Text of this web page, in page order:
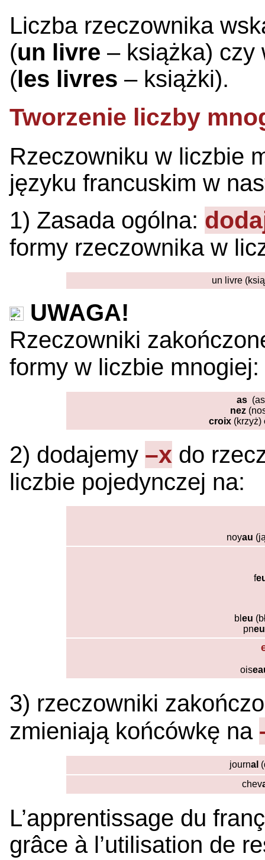
Liczba rzeczownika
(un livre – książka) czy
(les livres – książki).
Tworzenie liczby
Rzeczowniku w liczbie
języku francuskim w
1) Zasada ogólna:
formy rzeczownika w
un livre
UWAGA!
Rzeczowniki
formy w liczbie mnogiej:
as
nez
croix (krzyż)
2) dodajemy –x do
liczbie pojedynczej na:
noyau
f
bl eu
pneu
ois
3) rzeczowniki
zmieniają końcówkę na
journal
chev
L’apprentissage du
grâce à l’utilisation de